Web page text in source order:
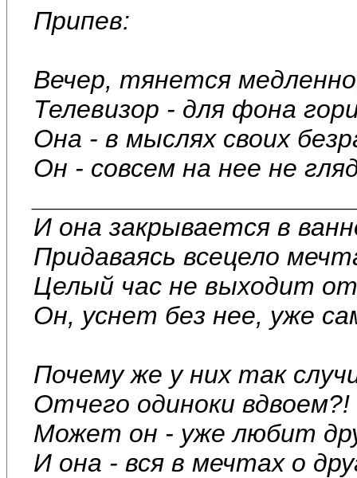
Припев:
Вечер, тянется
Телевизор - для фона
Она - в мыслях своих
Он - совсем на нее не
И она закрывается в
Придаваясь всецело
Целый час не выходит
Он, уснет без нее, уже
Почему же у них так
Отчего одиноки вдвоем?!
Может он - уже любит
И она - вся в мечтах о